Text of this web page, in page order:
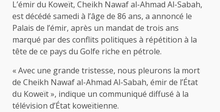
L’émir du Koweït, Cheikh Nawaf al-Ahmad Al-Sabah,
est décédé samedi à l’âge de 86 ans, a annoncé le
Palais de l’émir, après un mandat de trois ans
marqué par des conflits politiques à répétition à la
tête de ce pays du Golfe riche en pétrole.
« Avec une grande tristesse, nous pleurons la mort
de Cheikh Nawaf al-Ahmad Al-Sabah, émir de l’État
du Koweït », indique un communiqué diffusé à la
télévision d’État koweïtienne.